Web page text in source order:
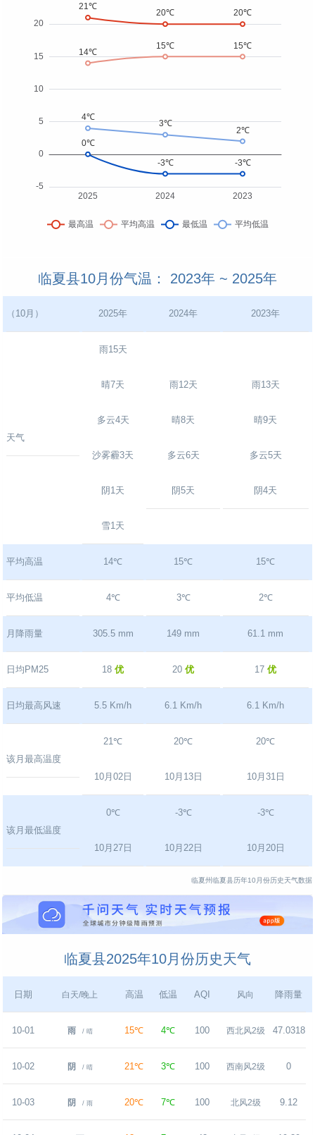
临夏县10月份气温： 2023年 ~ 2025年
（10月） 2025年 2024年 2023年
天气
雨15天
晴7天
多云4天
沙雾霾3天
阴1天
雪1天
雨12天
晴8天
多云6天
阴5天
雨13天
晴9天
多云5天
阴4天
平均高温 14℃ 15℃ 15℃
平均低温 4℃ 3℃ 2℃
月降雨量 305.5 mm 149 mm 61.1 mm
日均PM25 18优 20优 17优
日均最高风速 5.5 Km/h 6.1 Km/h 6.1 Km/h
该月最高温度
21℃
10月02日
20℃
10月13日
20℃
10月31日
该月最低温度
0℃
10月27日
-3℃
10月22日
-3℃
10月20日
临夏州临夏县历年10月份历史天气数据
临夏县2025年10月份历史天气
日期 白天/晚上 高温 低温 AQI 风向 降雨量
10-01 雨 / 晴 15℃ 4℃ 100 西北风2级 47.0318
10-02 阴 / 晴 21℃ 3℃ 100 西南风2级 0
10-03 阴 / 雨 20℃ 7℃ 100 北风2级 9.12